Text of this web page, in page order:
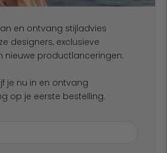
en ontvang stijladvies
designers, exclusieve
nieuwe productlanceringen.
je nu in en ontvang
op je eerste bestelling.